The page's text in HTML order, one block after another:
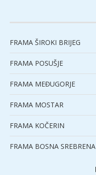
FRAMA ŠIROKI BRIJEG
FRAMA POSUŠJE
FRAMA MEĐUGORJE
FRAMA MOSTAR
FRAMA KOČERIN
FRAMA BOSNA SREBRENA